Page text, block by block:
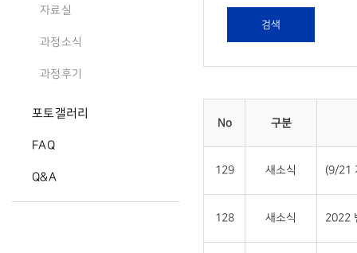
자료실
과정소식
과정후기
포토갤러리
FAQ
Q&A
검색
No 구분
129 새소식 (9/21
128 새소식 2022